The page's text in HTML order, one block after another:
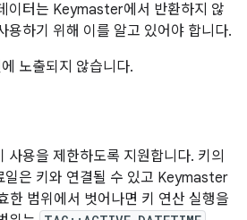
이터는 Keymaster에서 반환하지 않
용하기 위해 이를 알고 있어야 합니다.
노출되지 않습니다.
사용을 제한하도록 지원합니다. 키의
일은 키와 연결될 수 있고 Keymaster
한 범위에서 벗어나면 키 연산 실행을